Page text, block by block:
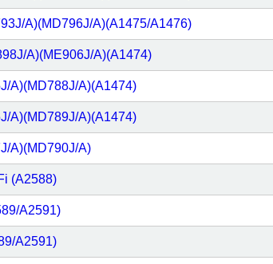
A)(MD796J/A)(A1475/A1476)
A)(ME906J/A)(A1474)
A)(MD788J/A)(A1474)
A)(MD789J/A)(A1474)
A)(MD790J/A)
(A2588)
A2591)
A2591)